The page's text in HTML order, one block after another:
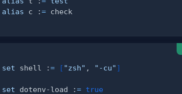
alias c :=
set shell := [ "zsh" , "-cu" ]
set dotenv-load := true